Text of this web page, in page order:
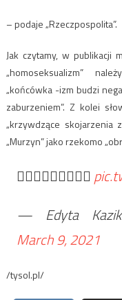
– podaje „Rzeczpospolita”.
Jak czytamy, w publikacji
„homoseksualizm”
„końcówka -izm budzi
zaburzeniem”. Z kolei
„krzywdzące skojarzenia
„Murzyn” jako rzekomo
🤦🏼‍♀️🤦🏼‍♀️🤦🏼‍♀️
— Edyta
March 9, 2021
/tysol.pl/